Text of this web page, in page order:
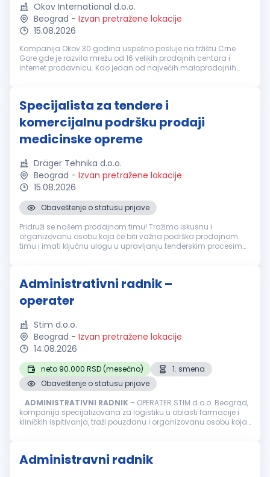
Okov International d.o.o.
Beograd - Izvan pretražene lokacije
15.08.2026
Kompanija Okov 30 godina uspešno posluje na tržištu Crne
Gore gde je razvila mrežu od 16 velikih prodajnih centara i
internet prodavnicu. Kao jedan od najvećih maloprodajnih
Specijalista za tendere i
komercijalnu podršku prodaji
medicinske opreme
Dräger Tehnika d.o.o.
Beograd - Izvan pretražene lokacije
15.08.2026
Obaveštenje o statusu prijave
Pridruži se našem prodajnom timu! Tražimo iskusnu i
organizovanu osobu koja će biti važna podrška prodajnom
timu i imati ključnu ulogu u upravljanju tenderskim procesima,
Administrativni radnik –
operater
Stim d.o.o.
Beograd - Izvan pretražene lokacije
14.08.2026
neto 90.000 RSD (mesečno)
1. smena
Obaveštenje o statusu prijave
...ADMINISTRATIVNI RADNIK – OPERATER STIM d.o.o. Beograd,
kompanija specijalizovana za logistiku u oblasti farmacije i
kliničkih ispitivanja, traži pouzdanu i organizovanu osobu koja
Administravni radnik